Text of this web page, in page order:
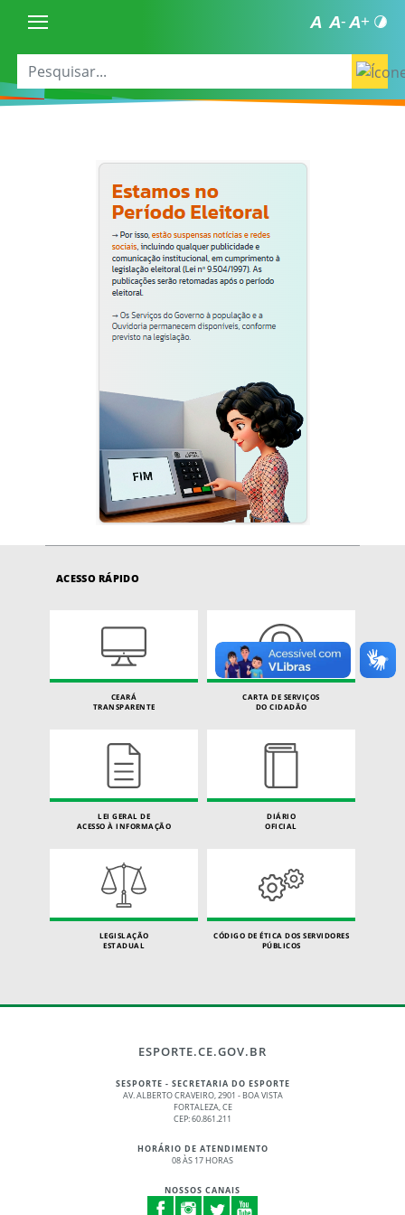
ACESSO RÁPIDO
CEARÁ
TRANSPARENTE
CARTA DE SERVIÇOS
DO CIDADÃO
LEI GERAL DE
ACESSO À INFORMAÇÃO
DIÁRIO
OFICIAL
LEGISLAÇÃO
ESTADUAL
CÓDIGO DE ÉTICA DOS SERVIDORES
PÚBLICOS
ESPORTE.CE.GOV.BR
SESPORTE - SECRETARIA DO ESPORTE
AV. ALBERTO CRAVEIRO, 2901 - BOA VISTA
FORTALEZA, CE
CEP: 60.861.211
HORÁRIO DE ATENDIMENTO
08 ÀS 17 HORAS
NOSSOS CANAIS